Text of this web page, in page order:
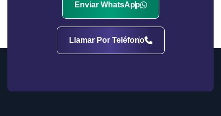
Enviar WhatsApp
Llamar Por Teléfono